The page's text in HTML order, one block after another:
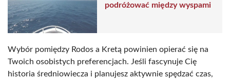
podróżować między wyspami
Wybór pomiędzy Rodos a Kretą powinien opierać się na
Twoich osobistych preferencjach. Jeśli fascynuje Cię
historia średniowiecza i planujesz aktywnie spędzać czas,